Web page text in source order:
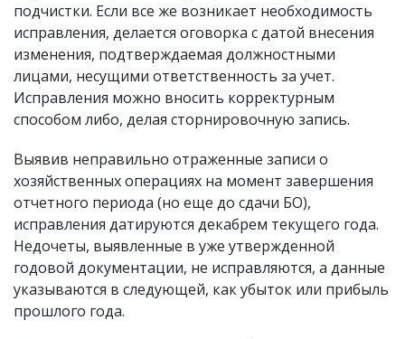
подчистки. Если все же возникает необходимость
исправления, делается оговорка с датой внесения
изменения, подтверждаемая должностными
лицами, несущими ответственность за учет.
Исправления можно вносить корректурным
способом либо, делая сторнировочную запись.
Выявив неправильно отраженные записи о
хозяйственных операциях на момент завершения
отчетного периода (но еще до сдачи БО),
исправления датируются декабрем текущего года.
Недочеты, выявленные в уже утвержденной
годовой документации, не исправляются, а данные
указываются в следующей, как убыток или прибыль
прошлого года.